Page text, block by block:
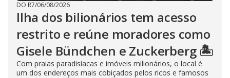
DO R7/06/08/2026
Ilha dos bilionários tem acesso
restrito e reúne moradores como
Gisele Bündchen e Zuckerberg 🏝️
Com praias paradisíacas e imóveis milionários, o local é
um dos endereços mais cobiçados pelos ricos e famosos